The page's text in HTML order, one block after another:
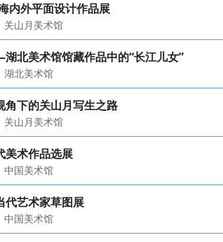
内外平面设计作品展
关山月美术馆
北美术馆馆藏作品中的“长江儿女”
湖北美术馆
下的关山月写生之路
关山月美术馆
美术作品选展
中国美术馆
艺术家草图展
中国美术馆